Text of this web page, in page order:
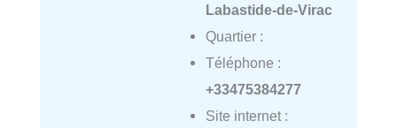
Labastide-de-Virac
Quartier :
Téléphone :
+33475384277
Site internet :